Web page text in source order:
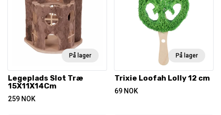
På lager
Legeplads Slot Træ
15X11X14Cm
259 NOK
På lager
Trixie Loofah Lolly 12 cm
69 NOK